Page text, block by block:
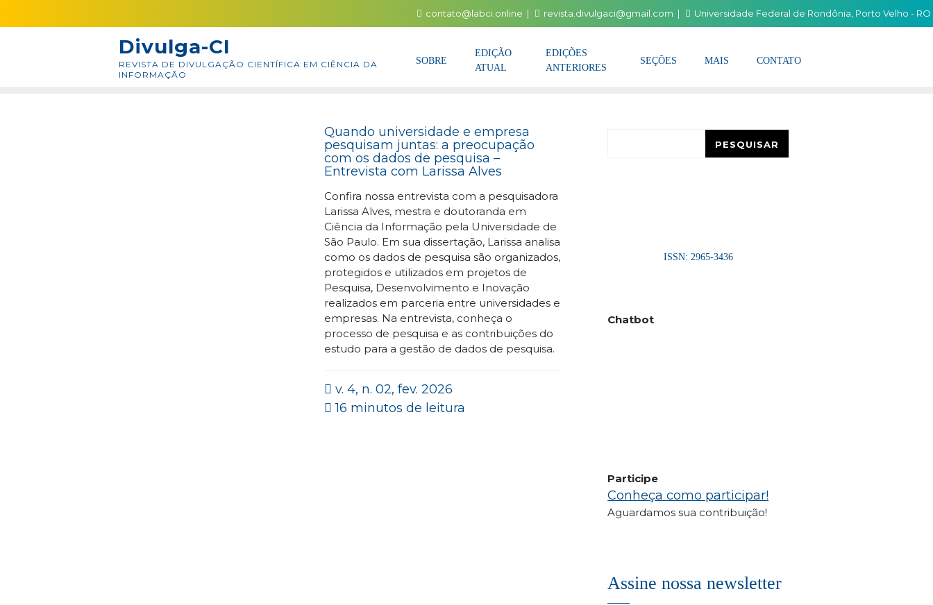
to
contato@labci.online revista.divulgaci@gmail.com Universidade Federal de Rondônia, Porto Velho - RO
Divulga-CI
REVISTA DE DIVULGAÇÃO CIENTÍFICA EM CIÊNCIA DA
INFORMAÇÃO
SOBRE
EDIÇÃO
ATUAL
EDIÇÕES
ANTERIORES
SEÇÕES MAIS CONTATO
Quando universidade e empresa
pesquisam juntas: a preocupação
com os dados de pesquisa –
Entrevista com Larissa Alves
Confira nossa entrevista com a pesquisadora
Larissa Alves, mestra e doutoranda em
Ciência da Informação pela Universidade de
São Paulo. Em sua dissertação, Larissa analisa
como os dados de pesquisa são organizados,
protegidos e utilizados em projetos de
Pesquisa, Desenvolvimento e Inovação
realizados em parceria entre universidades e
empresas. Na entrevista, conheça o
processo de pesquisa e as contribuições do
estudo para a gestão de dados de pesquisa.
v. 4, n. 02, fev. 2026
16 minutos de leitura
PESQUISAR
ISSN: 2965-3436
Chatbot
Participe
Conheça como participar!
Aguardamos sua contribuição!
Assine nossa newsletter